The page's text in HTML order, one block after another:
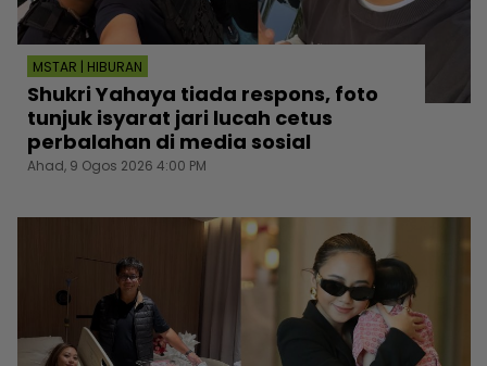
MSTAR | HIBURAN
Shukri Yahaya tiada respons, foto
tunjuk isyarat jari lucah cetus
perbalahan di media sosial
Ahad, 9 Ogos 2026 4:00 PM